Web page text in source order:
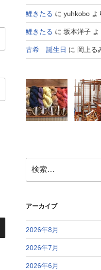
鯉きたる に yuhkoboよ
鯉きたる に 坂本洋子よ
古希 誕生日 に 岡上る
索:
アーカイブ
2026年8月
2026年7月
2026年6月